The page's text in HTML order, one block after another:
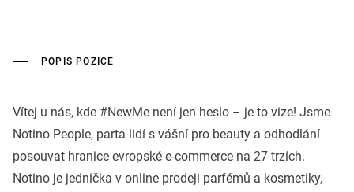
POPIS POZICE
Vítej u nás, kde #NewMe není jen heslo – je to vize! Jsme
Notino People, parta lidí s vášní pro beauty a odhodlání
posouvat hranice evropské e-commerce na 27 trzích.
Notino je jednička v online prodeji parfémů a kosmetiky,